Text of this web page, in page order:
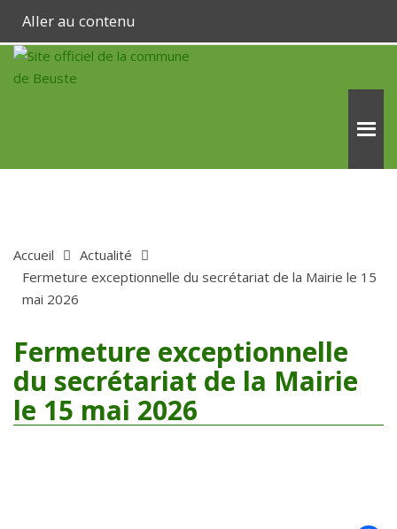
Aller au contenu
Accueil
Actualité
Fermeture exceptionnelle du secrétariat de la Mairie le 15
mai 2026
Fermeture exceptionnelle
du secrétariat de la Mairie
le 15 mai 2026